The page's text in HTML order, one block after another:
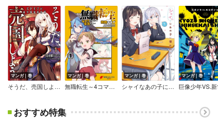
マンガ｜巻
そうだ、売国しよう～天才王子の赤字国家再生術～【デジタル版限定特典付き】
マンガ｜巻
無職転生～4コマになっても本気だす～
マンガ｜巻
シャイなあの子に懐かれたい
マンガ｜巻
おすすめ特集